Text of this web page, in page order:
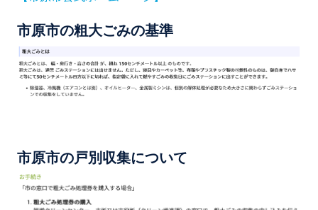
市原市の粗大ごみの基準
市原市の戸別収集について